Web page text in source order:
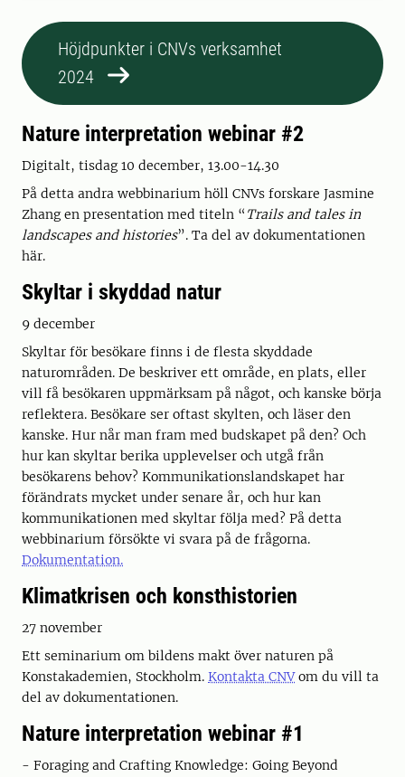
Höjdpunkter i CNVs verksamhet
2024
Nature interpretation webinar #2
Digitalt, tisdag 10 december, 13.00-14.30
På detta andra webbinarium höll CNVs forskare Jasmine
Zhang en presentation med titeln “ Trails and tales in
landscapes and histories”. Ta del av dokumentationen
här.
Skyltar i skyddad natur
9 december
Skyltar för besökare finns i de flesta skyddade
naturområden. De beskriver ett område, en plats, eller
vill få besökaren uppmärksam på något, och kanske börja
reflektera. Besökare ser oftast skylten, och läser den
kanske. Hur når man fram med budskapet på den? Och
hur kan skyltar berika upplevelser och utgå från
besökarens behov? Kommunikationslandskapet har
förändrats mycket under senare år, och hur kan
kommunikationen med skyltar följa med? På detta
webbinarium försökte vi svara på de frågorna.
Dokumentation.
Klimatkrisen och konsthistorien
27 november
Ett seminarium om bildens makt över naturen på
Konstakademien, Stockholm. Kontakta CNVom du vill ta
del av dokumentationen.
Nature interpretation webinar #1
- Foraging and Crafting Knowledge: Going Beyond